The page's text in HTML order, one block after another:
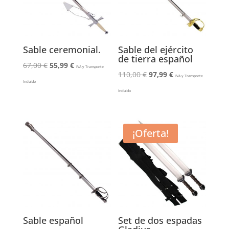
Sable ceremonial.
67,00€ El
55,99 €ElIVA y Transporte
Incluido
Sable del ejército
de tierra español
110,00€ El
110,00 €.
97,99€El
97,99 €.
IVA y Transporte
Incluido
Sable español
¡Oferta!
Set de dos espadas